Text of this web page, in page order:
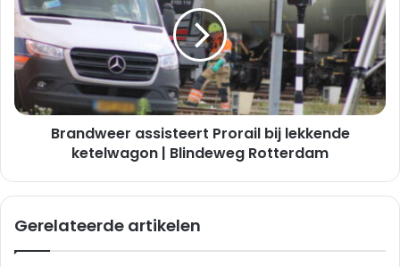
bij
lekkende
ketelwagon
|
Blindeweg
Rotterdam
Brandweer assisteert Prorail bij lekkende
ketelwagon | Blindeweg Rotterdam
Gerelateerde artikelen